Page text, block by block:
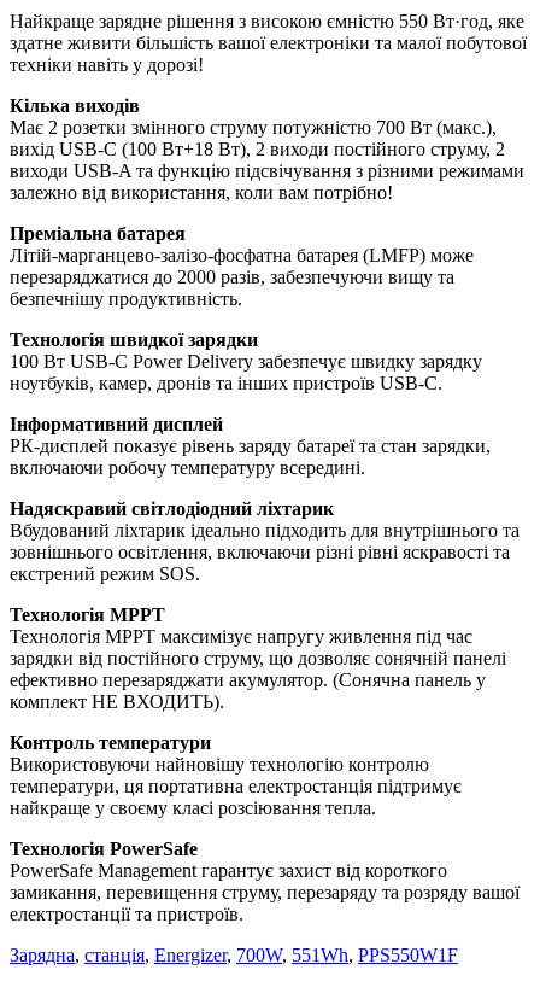
Найкраще зарядне рішення з високою ємністю 550 Вт·год, яке
здатне живити більшість вашої електроніки та малої побутової
техніки навіть у дорозі!
Кілька виходів
Має 2 розетки змінного струму потужністю 700 Вт (макс.),
вихід USB-C (100 Вт+18 Вт), 2 виходи постійного струму, 2
виходи USB-A та функцію підсвічування з різними режимами
залежно від використання, коли вам потрібно!
Преміальна батарея
Літій-марганцево-залізо-фосфатна батарея (LMFP) може
перезаряджатися до 2000 разів, забезпечуючи вищу та
безпечнішу продуктивність.
Технологія швидкої зарядки
100 Вт USB-C Power Delivery забезпечує швидку зарядку
ноутбуків, камер, дронів та інших пристроїв USB-C.
Інформативний дисплей
РК-дисплей показує рівень заряду батареї та стан зарядки,
включаючи робочу температуру всередині.
Надяскравий світлодіодний ліхтарик
Вбудований ліхтарик ідеально підходить для внутрішнього та
зовнішнього освітлення, включаючи різні рівні яскравості та
екстрений режим SOS.
Технологія MPPT
Технологія MPPT максимізує напругу живлення під час
зарядки від постійного струму, що дозволяє сонячній панелі
ефективно перезаряджати акумулятор. (Сонячна панель у
комплект НЕ ВХОДИТЬ).
Контроль температури
Використовуючи найновішу технологію контролю
температури, ця портативна електростанція підтримує
найкраще у своєму класі розсіювання тепла.
Технологія PowerSafe
PowerSafe Management гарантує захист від короткого
замикання, перевищення струму, перезаряду та розряду вашої
електростанції та пристроїв.
Зарядна, станція, Energizer, 700W, 551Wh, PPS550W1F